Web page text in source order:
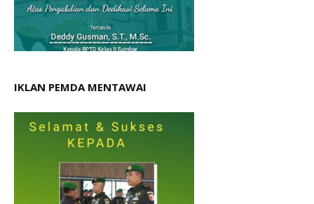
IKLAN PEMDA MENTAWAI